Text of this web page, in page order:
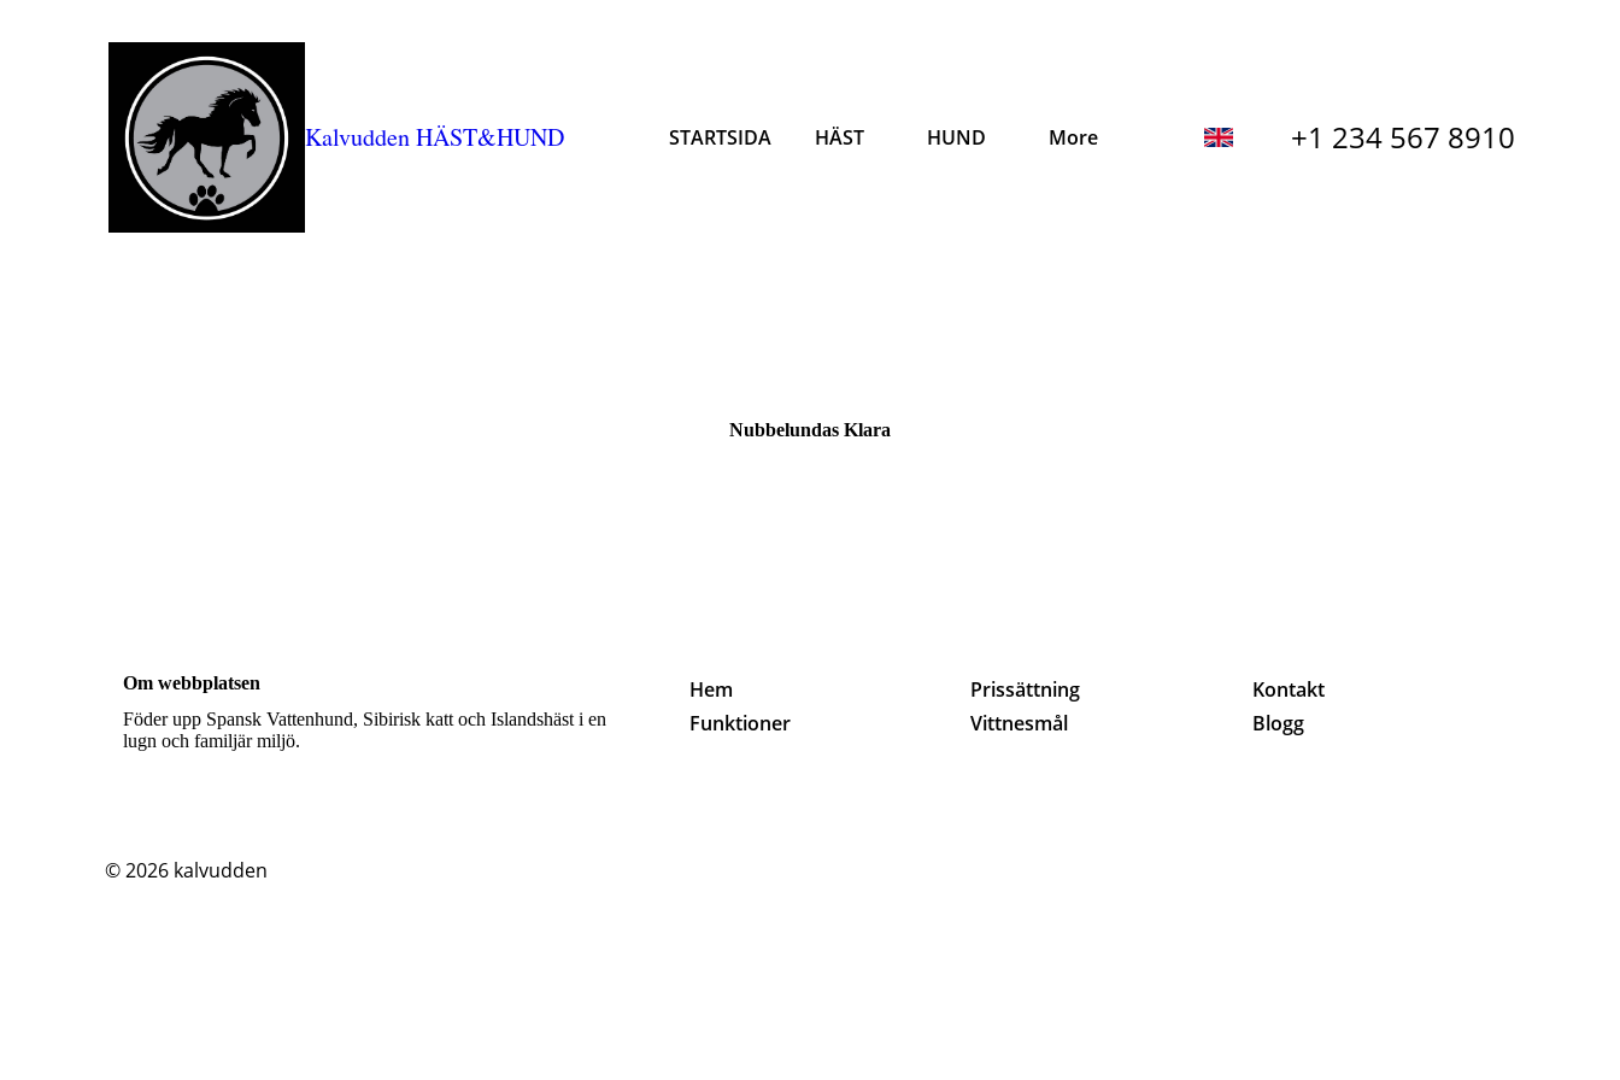
Kalvudden HÄST&HUND STARTSIDA HÄST HUND More +1 234 567 8910
Nubbelundas Klara
Om webbplatsen
Föder upp Spansk Vattenhund, Sibirisk katt och Islandshäst i en
lugn och familjär miljö.
Hem
Funktioner
Prissättning
Vittnesmål
Kontakt
Blogg
© 2026 kalvudden